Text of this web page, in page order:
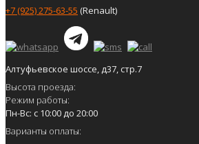
+7 (925) 275-63-55 (Renault)
Алтуфьевское шоссе, д37, стр.7
Высота проезда:
Режим работы:
Пн-Вс: с 10:00 до 20:00
Варианты оплаты: